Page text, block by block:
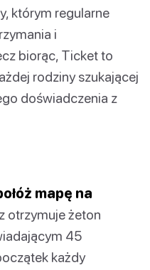
którym regularne
i
biorąc, Ticket to
rodziny szukającej
doświadczenia z
mapę na
otrzymuje żeton
45
każdy